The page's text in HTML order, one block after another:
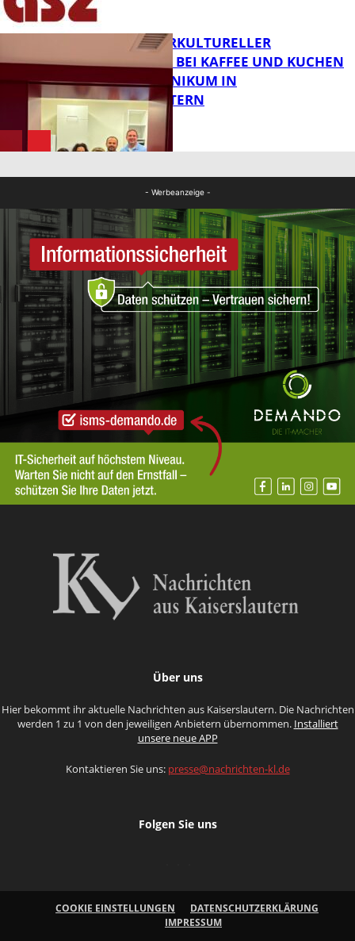
FB News
FB News
NEUER INTERKULTURELLER
TREFFPUNKT BEI KAFFEE UND KUCHEN
IM PFALZKLINIKUM IN
KAISERSLAUTERN
- Werbeanzeige -
Über uns
Hier bekommt ihr aktuelle Nachrichten aus Kaiserslautern. Die Nachrichten
werden 1 zu 1 von den jeweiligen Anbietern übernommen. Installiert
unsere neue APP
Kontaktieren Sie uns: presse@nachrichten-kl.de
Folgen Sie uns
COOKIE EINSTELLUNGEN
DATENSCHUTZERKLÄRUNG
IMPRESSUM